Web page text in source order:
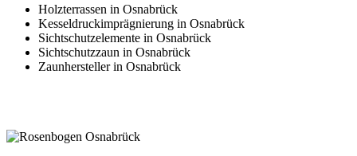
Holzterrassen in Osnabrück
Kesseldruckimprägnierung in Osnabrück
Sichtschutzelemente in Osnabrück
Sichtschutzzaun in Osnabrück
Zaunhersteller in Osnabrück